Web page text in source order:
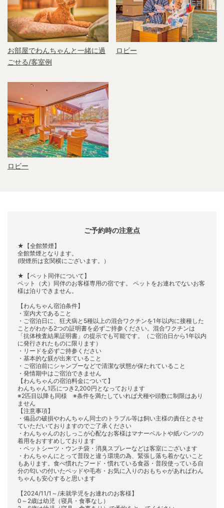
お部屋でわんちゃんと一緒に過
ごせる/客室例
ロビー
ロビー
ご予約時の注意点
★【全館禁煙】
全館禁煙となります。
(喫煙所は玄関横にございます。）
★【ペット同伴について】
ペット（犬）同伴のお客様専用の宿です。 ペットをお連れでないお客
様は泊りできません。
【わんちゃん宿泊条件】
・室内犬であること
・ご宿泊日に、狂犬病と5種以上の混合ワクチンを1年以内に接種した
ことがわかる2つの証明書を必ずご持参ください。混合ワクチンは
「抗体検査結果証明書」の提示でも可能です。（ご宿泊日から1年以内
に発行されたものに限ります）
・リードを必ずご持参ください
・基本的な躾が出来ていること
・ご宿泊前にシャンプーなどで清潔な状態が保たれていること
・発情期中はご宿泊できません
【わんちゃんの宿泊料金について】
わんちゃん1匹につき2,200円となっております
※2匹目以降も同様 ※条件を満たしていれば犬種や頭数に制限はあり
ません
【注意事項】
・備品の破損やわんちゃん同士のトラブル等は飼い主様の責任とさせ
ていただいておりますのでご了承ください
・わんちゃんのおしっこが心配なお客様はマナーベルトや紙パンツの
着用をおすすめしております
・ペットシーツ・ウンチ袋・消臭スプレーなどは客室にございます
・わんちゃんにとって普段と違う環境の為、緊張し落ち着かないこと
もあります。食べ慣れたフード・慣れている食器・普段使っている自
分の匂いの付いたベッドや毛布・お気に入りのおもちゃがあればわん
ちゃんも安心すると思います
【2024/11/1～/未就学児をお連れのお客様】
0～2歳は幼児（寝具・食事なし）